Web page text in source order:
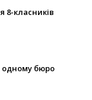
8-класників
одному бюро